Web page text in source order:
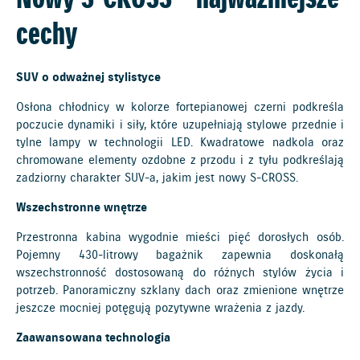
cechy
SUV o odważnej stylistyce
Osłona chłodnicy w kolorze fortepianowej czerni podkreśla
poczucie dynamiki i siły, które uzupełniają stylowe przednie i
tylne lampy w technologii LED. Kwadratowe nadkola oraz
chromowane elementy ozdobne z przodu i z tyłu podkreślają
zadziorny charakter SUV-a, jakim jest nowy S-CROSS.
Wszechstronne wnętrze
Przestronna kabina wygodnie mieści pięć dorosłych osób.
Pojemny 430-litrowy bagażnik zapewnia doskonałą
wszechstronność dostosowaną do różnych stylów życia i
potrzeb. Panoramiczny szklany dach oraz zmienione wnętrze
jeszcze mocniej potęgują pozytywne wrażenia z jazdy.
Zaawansowana technologia